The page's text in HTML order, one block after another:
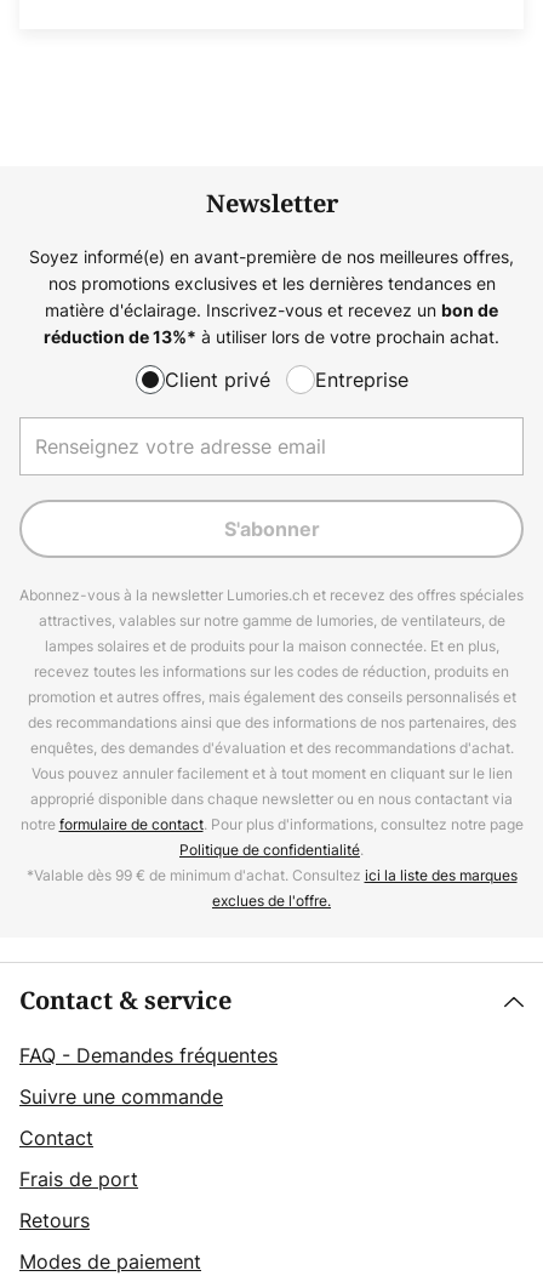
Newsletter
Soyez informé(e) en avant-première de nos meilleures offres,
nos promotions exclusives et les dernières tendances en
matière d'éclairage. Inscrivez-vous et recevez un bon de
réduction de13%* à utiliser lors de votre prochain achat.
Client privé Entreprise
S'abonner
Abonnez-vous à la newsletter Lumories.ch et recevez des offres spéciales
attractives, valables sur notre gamme de lumories, de ventilateurs, de
lampes solaires et de produits pour la maison connectée. Et en plus,
recevez toutes les informations sur les codes de réduction, produits en
promotion et autres offres, mais également des conseils personnalisés et
des recommandations ainsi que des informations de nos partenaires, des
enquêtes, des demandes d'évaluation et des recommandations d'achat.
Vous pouvez annuler facilement et à tout moment en cliquant sur le lien
approprié disponible dans chaque newsletter ou en nous contactant via
notreformulaire de contact. Pour plus d'informations, consultez notre page
Politique de confidentialité.
*Valable dès 99 € de minimum d'achat. Consultez ici la liste des marques
exclues de l'offre.
Contact & service
FAQ - Demandes fréquentes
Suivre une commande
Contact
Frais de port
Retours
Modes de paiement